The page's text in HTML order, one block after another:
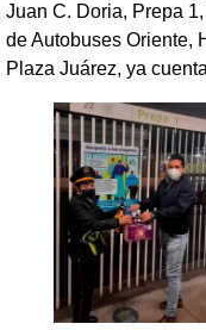
Juan C. Doria, Prepa
de Autobuses Oriente,
Plaza Juárez, ya